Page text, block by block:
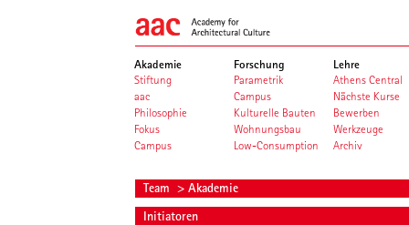
Akademie
Stiftung
aac
Philosophie
Fokus
Campus
Forschung
Parametrik
Campus
Kulturelle Bauten
Wohnungsbau
Low-Consumption
Lehre
Athens Central
Nächste Kurse
Bewerben
Werkzeuge
Archiv
Team > Akademie
Initiatoren